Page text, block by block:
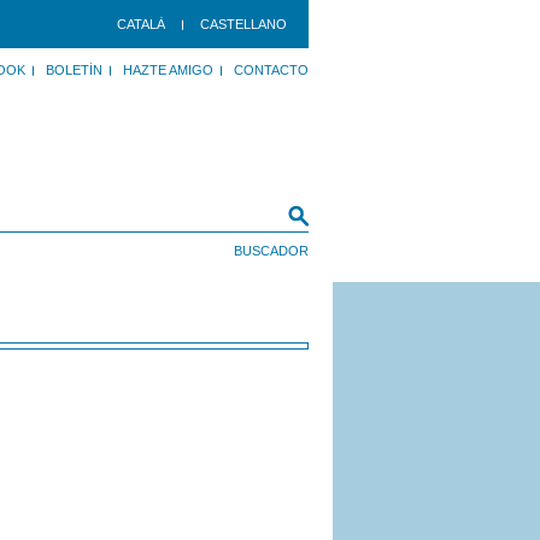
CATALÀ CASTELLANO
BOLETÍN HAZTE AMIGO CONTACTO